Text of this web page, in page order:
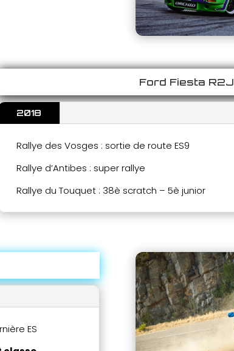
Ford Fiesta R2J
2018
Rallye des Vosges : sortie de route ES9
Rallye d’Antibes : super rallye
Rallye du Touquet : 38è scratch – 5è junior
ES